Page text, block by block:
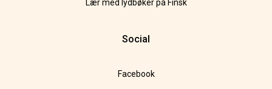
Lær med lydbøker på Finsk
Social
Facebook